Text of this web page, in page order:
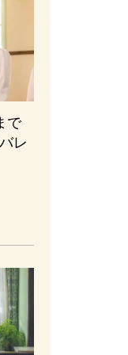
で
レ